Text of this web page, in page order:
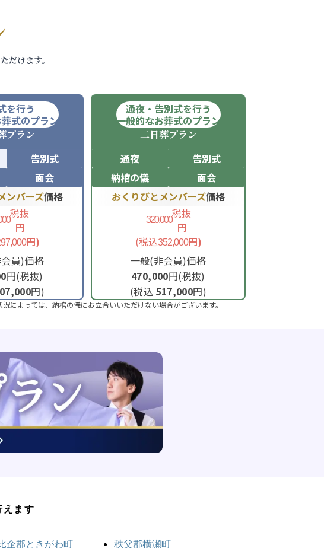
だけます。
を行う
式のプラン
プラン
告別式
面会
ンバーズ価格
税抜
円
円)
員)価格
円(税抜)
円)
通夜・告別式を行う
一般的なお葬式のプラン
二日葬プラン
通夜
告別式
納棺の儀
面会
おくりびとメンバーズ価格
320,000税抜
円
(税込352,000円)
一般(非会員)価格
470,000円(税抜)
(税込 517,000円)
よっては、納棺の儀にお立合いいただけない場合がございます。
えます
企郡ときがわ町
秩父郡横瀬町